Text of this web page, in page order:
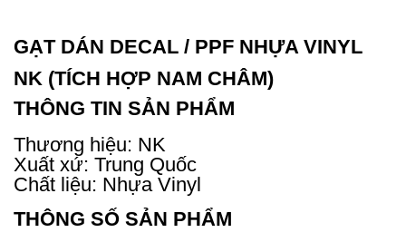
GẠT DÁN DECAL / PPF NHỰA VINYL
NK (TÍCH HỢP NAM CHÂM)
THÔNG TIN SẢN PHẨM
Thương hiệu: NK
Xuất xứ: Trung Quốc
Chất liệu: Nhựa Vinyl
THÔNG SỐ SẢN PHẨM